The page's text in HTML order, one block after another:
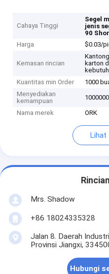
Cahaya Tinggi
Segel
jenis
90
Harga
$0.03/
Kemasan rincian
karton
Kuantitas min Order
1000
Menyediakan
kemampuan
Nama merek ORK
Lihat
Mrs. Shadow
+86 18024335328
Jalan 8. Daerah
Provinsi Jiangxi,
Hubungi